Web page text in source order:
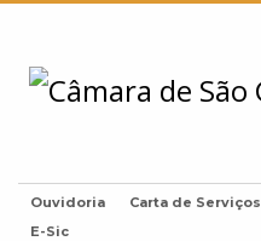
Ouvidoria Carta de Serviços
E-Sic